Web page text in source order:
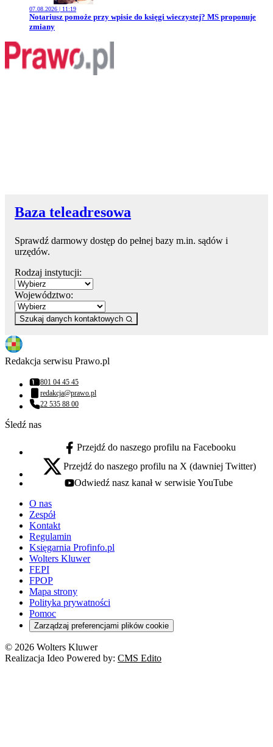
07.08.2026 | 11:19
Przejdź do artykułu:
Notariusz pomoże przy wpisie do księgi wieczystej? MS proponuje
zmiany
Baza teleadresowa
Sprawdź darmowy dostęp do pełnej bazy m.in. sądów i
urzędów.
Rodzaj instytucji:
Województwo:
Szukaj danych kontaktowych
Redakcja serwisu Prawo.pl
Numer telefonu:
801 04 45 45
Adres email:
redakcja@prawo.pl
Numer telefonu:
22 535 88 00
Śledź nas
facebook - otwiera się w nowej karcie
Przejdź do naszego profilu na Facebooku
x - otwiera się w nowej karcie
Przejdź do naszego profilu na X (dawniej Twitter)
youtube - otwiera się w nowej karcie
Odwiedź nasz kanał w serwisie YouTube
O nas
Zespół
Kontakt
Regulamin
Księgarnia Profinfo.pl
Wolters Kluwer
FEPI
FPOP
Mapa strony
Polityka prywatności
Pomoc
Zarządzaj preferencjami plików cookie
© 2026 Wolters Kluwer
Realizacja Ideo Powered by: CMS Edito